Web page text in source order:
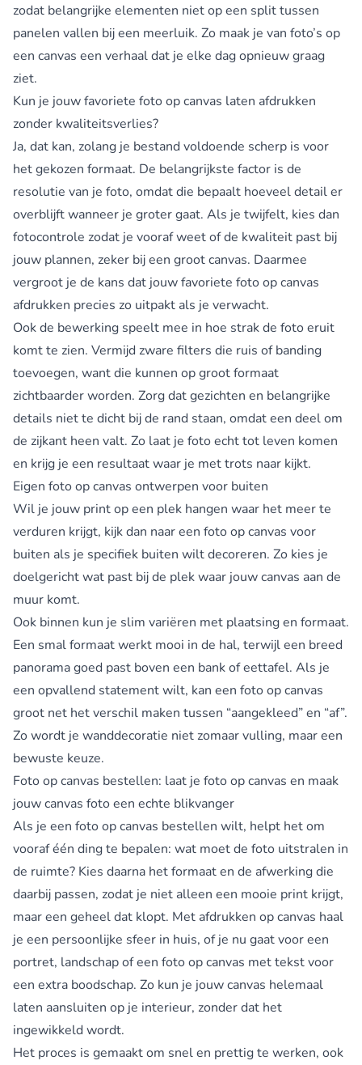
zodat belangrijke elementen niet op een split tussen
panelen vallen bij een meerluik. Zo maak je van foto’s op
een canvas een verhaal dat je elke dag opnieuw graag
ziet.
Kun je jouw favoriete foto op canvas laten afdrukken
zonder kwaliteitsverlies?
Ja, dat kan, zolang je bestand voldoende scherp is voor
het gekozen formaat. De belangrijkste factor is de
resolutie van je foto, omdat die bepaalt hoeveel detail er
overblijft wanneer je groter gaat. Als je twijfelt, kies dan
fotocontrole zodat je vooraf weet of de kwaliteit past bij
jouw plannen, zeker bij een groot canvas. Daarmee
vergroot je de kans dat jouw favoriete foto op canvas
afdrukken precies zo uitpakt als je verwacht.
Ook de bewerking speelt mee in hoe strak de foto eruit
komt te zien. Vermijd zware filters die ruis of banding
toevoegen, want die kunnen op groot formaat
zichtbaarder worden. Zorg dat gezichten en belangrijke
details niet te dicht bij de rand staan, omdat een deel om
de zijkant heen valt. Zo laat je foto echt tot leven komen
en krijg je een resultaat waar je met trots naar kijkt.
Eigen foto op canvas ontwerpen voor buiten
Wil je jouw print op een plek hangen waar het meer te
verduren krijgt, kijk dan naar een foto op canvas voor
buiten als je specifiek buiten wilt decoreren. Zo kies je
doelgericht wat past bij de plek waar jouw canvas aan de
muur komt.
Ook binnen kun je slim variëren met plaatsing en formaat.
Een smal formaat werkt mooi in de hal, terwijl een breed
panorama goed past boven een bank of eettafel. Als je
een opvallend statement wilt, kan een foto op canvas
groot net het verschil maken tussen “aangekleed” en “af”.
Zo wordt je wanddecoratie niet zomaar vulling, maar een
bewuste keuze.
Foto op canvas bestellen: laat je foto op canvas en maak
jouw canvas foto een echte blikvanger
Als je een foto op canvas bestellen wilt, helpt het om
vooraf één ding te bepalen: wat moet de foto uitstralen in
de ruimte? Kies daarna het formaat en de afwerking die
daarbij passen, zodat je niet alleen een mooie print krijgt,
maar een geheel dat klopt. Met afdrukken op canvas haal
je een persoonlijke sfeer in huis, of je nu gaat voor een
portret, landschap of een foto op canvas met tekst voor
een extra boodschap. Zo kun je jouw canvas helemaal
laten aansluiten op je interieur, zonder dat het
ingewikkeld wordt.
Het proces is gemaakt om snel en prettig te werken, ook